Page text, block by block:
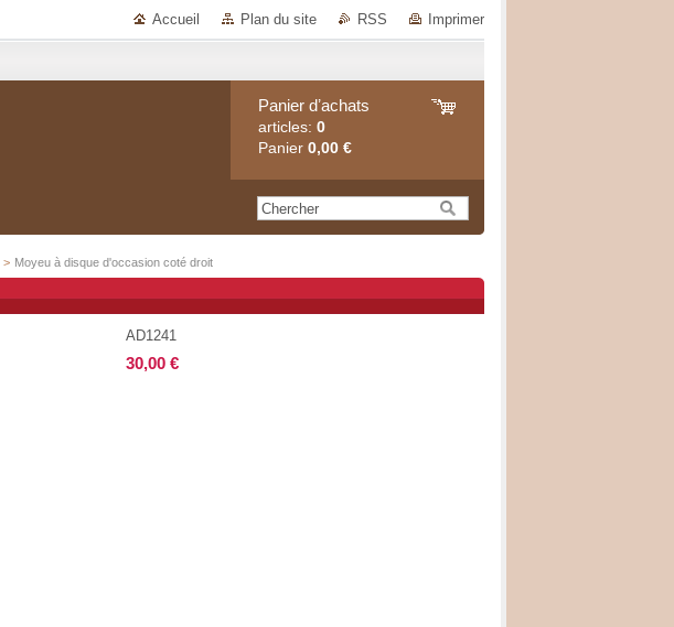
Accueil Plan du site RSS Imprimer
Panier dʼachats
articles: 0
Panier 0,00 €
> Moyeu à disque d'occasion coté droit
AD1241
30,00 €